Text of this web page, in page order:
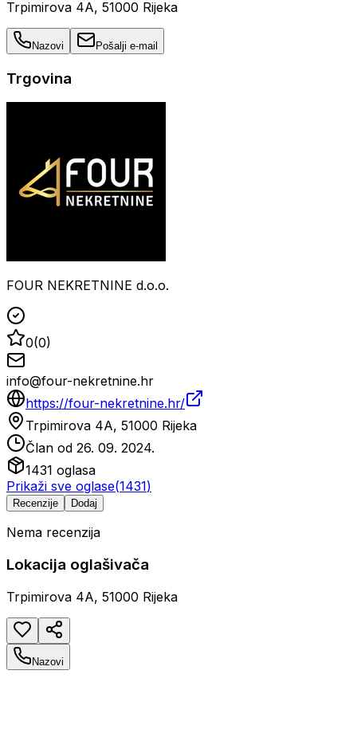
Trpimirova 4A, 51000 Rijeka
Nazovi Pošalji e-mail
Trgovina
FOUR NEKRETNINE d.o.o.
0(0)
info@four-nekretnine.hr
https://four-nekretnine.hr/
Trpimirova 4A, 51000 Rijeka
Član od 26. 09. 2024.
1431 oglasa
Prikaži sve oglase(1431)
Recenzije Dodaj
Nema recenzija
Lokacija oglašivača
Trpimirova 4A, 51000 Rijeka
Nazovi